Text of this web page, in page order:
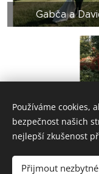
Gabča a
© 2026
Používáme cookies,
bezpečnost našich
nejlepší zkušenost
Přijmout nezbytné